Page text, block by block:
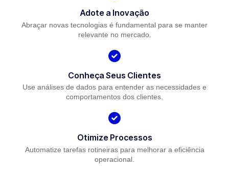
Adote a Inovação
Abraçar novas tecnologias é fundamental para se manter
relevante no mercado.
Conheça Seus Clientes
Use análises de dados para entender as necessidades e
comportamentos dos clientes.
Otimize Processos
Automatize tarefas rotineiras para melhorar a eficiência
operacional.